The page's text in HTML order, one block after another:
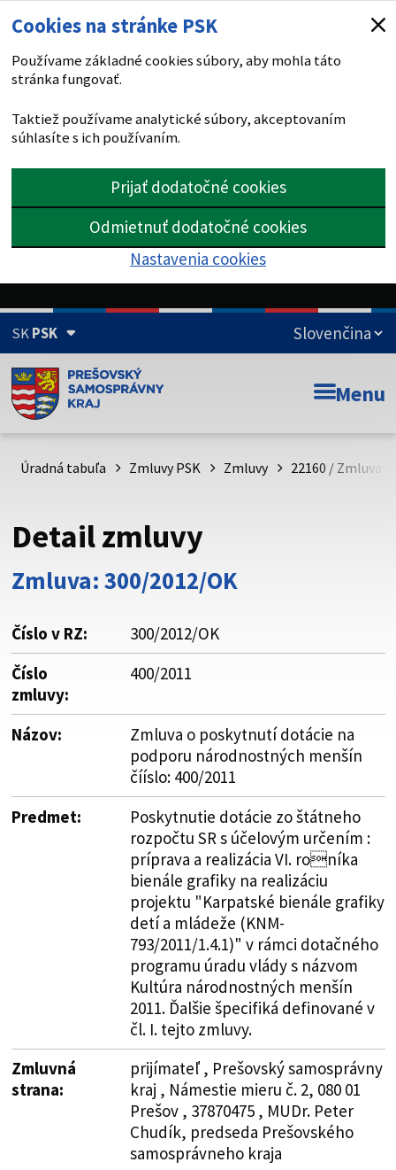
Cookies na stránke PSK
Používame základné cookies súbory, aby mohla táto
stránka fungovať.
Taktiež používame analytické súbory, akceptovaním
súhlasíte s ich používaním.
Prijať dodatočné cookies
Odmietnuť dodatočné cookies
Nastavenia cookies
SKPSK
Doména psk.sk je oficiálna
Toto je oficiálna webová stránka Prešovského
psk.sk.
Buďte pozorní a vždy sa uistite, že zdieľate informácie iba
cez zabezpečenú webovú stránku. Zabezpečená stránka
vždy začína https:// pred názvom domény webového sídla.
Menu
Úradná tabuľa Zmluvy PSK Zmluvy 22160 / Zmluva
Detail zmluvy
Zmluva: 300/2012/OK
Číslo v RZ:
300/2012/OK
Číslo
zmluvy:
400/2011
Názov:
Zmluva o poskytnutí dotácie na
podporu národnostných menšín
čííslo: 400/2011
Predmet:
Poskytnutie dotácie zo štátneho
rozpočtu SR s účelovým určením :
príprava a realizácia VI. roníka
bienále grafiky na realizáciu
projektu "Karpatské bienále grafiky
detí a mládeže (KNM-
793/2011/1.4.1)" v rámci dotačného
programu úradu vlády s názvom
Kultúra národnostných menšín
2011. Ďalšie špecifiká definované v
čl. I. tejto zmluvy.
Zmluvná
strana:
prijímateľ , Prešovský samosprávny
kraj , Námestie mieru č. 2, 080 01
Prešov , 37870475 , MUDr. Peter
Chudík, predseda Prešovského
samosprávneho kraja